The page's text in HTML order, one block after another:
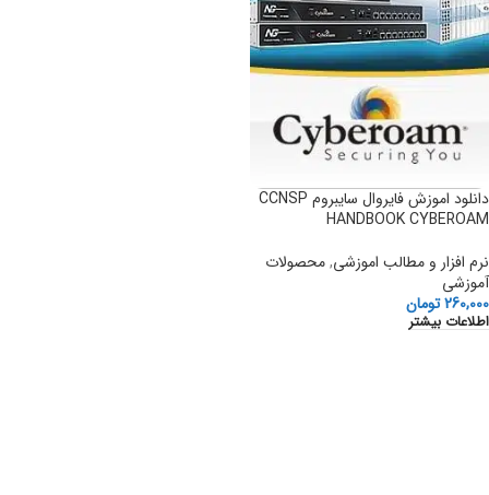
دانلود اموزش فایروال سایبروم CCNSP
HANDBOOK CYBEROAM
نرم افزار و مطالب اموزشی,محصولات
آموزشی
260,000تومان
اطلاعات بیشتر